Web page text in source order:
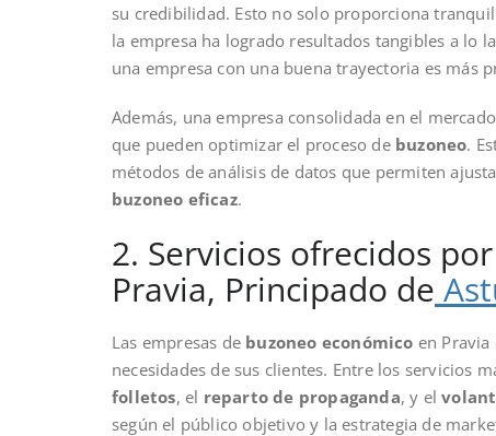
su credibilidad. Esto no solo proporciona
la empresa ha logrado resultados tangibles a lo
una empresa con una buena trayectoria es más
Además, una empresa consolidada en el
que pueden optimizar el proceso de buzoneo.
métodos de análisis de datos que permiten
buzoneo eficaz.
2. Servicios ofrecidos
Pravia, Principado de
Las empresas de buzoneo económico en
necesidades de sus clientes. Entre los servicios
folletos, el reparto de propaganda, y el
según el público objetivo y la estrategia de